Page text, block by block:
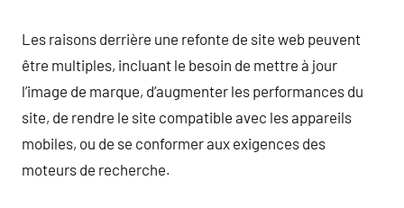
Les raisons derrière une refonte de site web peuvent
être multiples, incluant le besoin de mettre à jour
l’image de marque, d’augmenter les performances du
site, de rendre le site compatible avec les appareils
mobiles, ou de se conformer aux exigences des
moteurs de recherche.